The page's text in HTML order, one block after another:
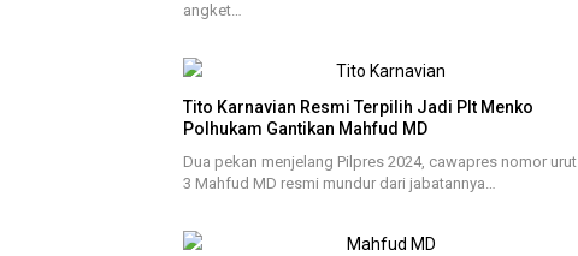
angket…
Tito Karnavian Resmi Terpilih Jadi Plt Menko
Polhukam Gantikan Mahfud MD
Dua pekan menjelang Pilpres 2024, cawapres nomor urut
3 Mahfud MD resmi mundur dari jabatannya…